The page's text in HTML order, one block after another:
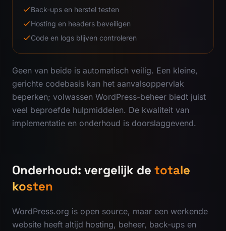
Back-ups en herstel testen
Hosting en headers beveiligen
Code en logs blijven controleren
Geen van beide is automatisch veilig. Een kleine,
gerichte codebasis kan het aanvalsoppervlak
beperken; volwassen WordPress-beheer biedt juist
veel beproefde hulpmiddelen. De kwaliteit van
implementatie en onderhoud is doorslaggevend.
Onderhoud: vergelijk de totale
kosten
WordPress.org is open source, maar een werkende
website heeft altijd hosting, beheer, back-ups en